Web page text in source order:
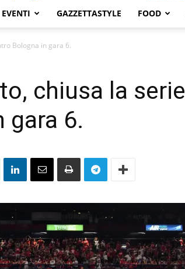
EVENTI GAZZETTASTYLE FOOD
Bologna in gara 6.
chiusa la serie
gara 6.